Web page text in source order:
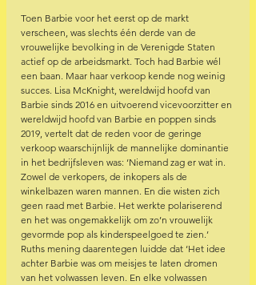
Toen Barbie voor het eerst op de markt
verscheen, was slechts één derde van de
vrouwelijke bevolking in de Verenigde Staten
actief op de arbeidsmarkt. Toch had Barbie wél
een baan. Maar haar verkoop kende nog weinig
succes. Lisa McKnight, wereldwijd hoofd van
Barbie sinds 2016 en uitvoerend vicevoorzitter en
wereldwijd hoofd van Barbie en poppen sinds
2019, vertelt dat de reden voor de geringe
verkoop waarschijnlijk de mannelijke dominantie
in het bedrijfsleven was: ‘Niemand zag er wat in.
Zowel de verkopers, de inkopers als de
winkelbazen waren mannen. En die wisten zich
geen raad met Barbie. Het werkte polariserend
en het was ongemakkelijk om zo’n vrouwelijk
gevormde pop als kinderspeelgoed te zien.’
Ruths mening daarentegen luidde dat ‘Het idee
achter Barbie was om meisjes te laten dromen
van het volwassen leven. En elke volwassen